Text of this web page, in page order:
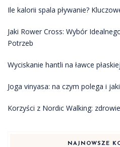
Ile kalorii spala pływanie?
Jaki Rower Cross: Wybór
Potrzeb
Wyciskanie hantli na ławce
Joga vinyasa: na czym polega i
Korzyści z Nordic Walking:
NAJNOWSZE